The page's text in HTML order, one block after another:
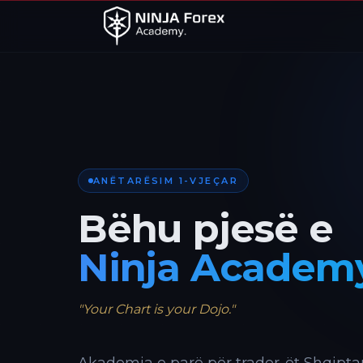
ANËTARËSIM 1-VJEÇAR
Bëhu pjesë e
Ninja
"Your Chart is your Dojo."